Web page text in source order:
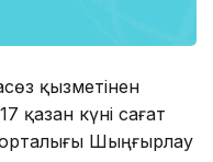
қызметінен
қазан күні сағат
Шыңғырлау